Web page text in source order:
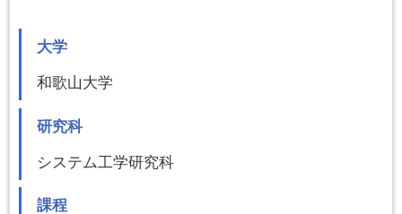
大学
和歌山大学
研究科
システム工学研究科
課程